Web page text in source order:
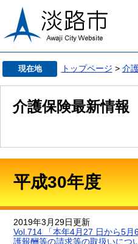
現在地 トップページ > 介
介護保険最新情報
平成30年度
2019年3月29日更新
Vol.714 「本年4月27 日から5
護報酬等の請求等の取扱いにつ